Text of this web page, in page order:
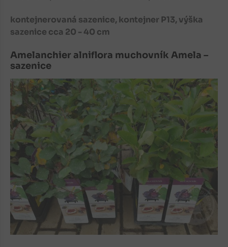
kontejnerovaná sazenice, kontejner P13, výška
sazenice cca 20 - 40 cm
Amelanchier alniflora muchovník Amela –
sazenice